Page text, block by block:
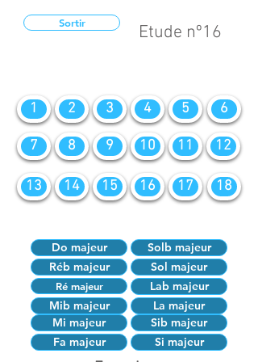
Sortir Etude nº16
1 2 3 4 5 6
7 8 9 10 11 12
13 14 15 16 17 18
Do majeur
Solb majeur
Réb majeur
Sol majeur
Ré majeur
Lab majeur
Mib majeur
Mi majeur
La majeur
Sib majeur
Fa majeur
Si majeur